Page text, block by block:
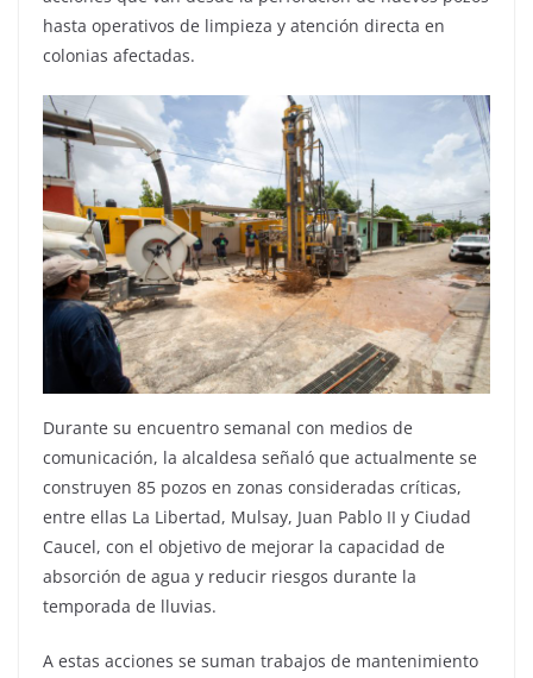
hasta operativos de limpieza y atención directa en
colonias afectadas.
Durante su encuentro semanal con medios de
comunicación, la alcaldesa señaló que actualmente se
construyen 85 pozos en zonas consideradas críticas,
entre ellas La Libertad, Mulsay, Juan Pablo II y Ciudad
Caucel, con el objetivo de mejorar la capacidad de
absorción de agua y reducir riesgos durante la
temporada de lluvias.
A estas acciones se suman trabajos de mantenimiento